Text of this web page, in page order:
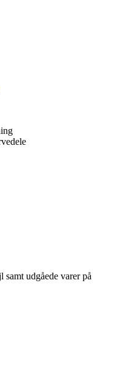
udgåede varer på